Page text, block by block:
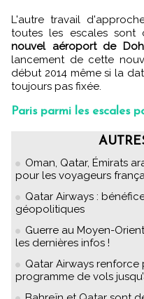
L'autre travail
toutes les escales sont
nouvel aéroport de
lancement de cette
début 2014 même si la
toujours pas fixée.
Paris parmi les escales
Oman, Qatar, Émirats
pour les voyageurs
Qatar Airways :
géopolitiques
Guerre au Moyen-
les dernières infos !
Qatar Airways renforce
programme de vols